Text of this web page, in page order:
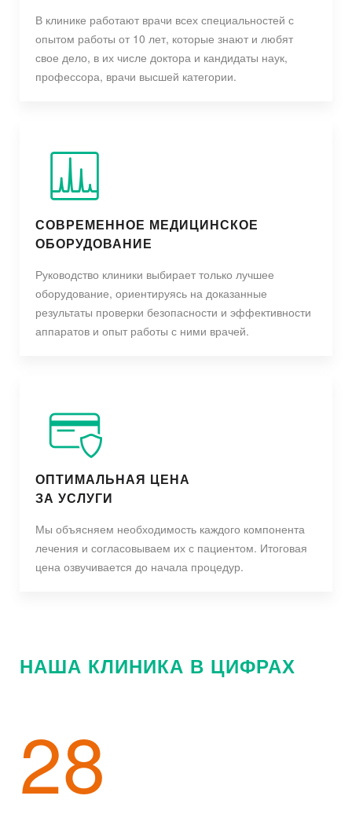
В клинике работают врачи всех специальностей с
опытом работы от 10 лет, которые знают и любят
свое дело, в их числе доктора и кандидаты наук,
профессора, врачи высшей категории.
СОВРЕМЕННОЕ МЕДИЦИНСКОЕ
ОБОРУДОВАНИЕ
Руководство клиники выбирает только лучшее
оборудование, ориентируясь на доказанные
результаты проверки безопасности и эффективности
аппаратов и опыт работы с ними врачей.
ОПТИМАЛЬНАЯ ЦЕНА
ЗА УСЛУГИ
Мы объясняем необходимость каждого компонента
лечения и согласовываем их с пациентом. Итоговая
цена озвучивается до начала процедур.
НАША КЛИНИКА В ЦИФРАХ
28